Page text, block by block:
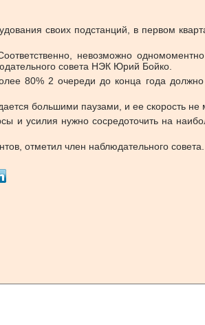
своих подстанций, в первом
невозможно
совета НЭК Юрий Бойко.
80% 2 очереди до конца года
большими паузами, и ее скорость не
усилия нужно сосредоточить на
отметил член наблюдательного совета.